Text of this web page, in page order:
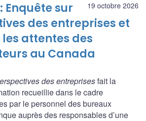
19 octobre 2026
Enquête sur
des entreprises et
les attentes des
au Canada
des entreprisesfait la
recueillie dans le cadre
par le personnel des bureaux
auprès des responsables d’une